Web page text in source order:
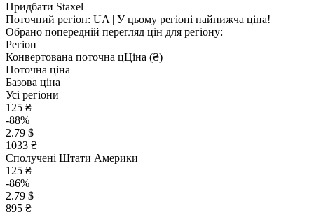
Придбати Staxel
Поточний регіон: UA | У цьому регіоні найнижча ціна!
Обрано попередній перегляд цін для регіону:
Регіон
Конвертована поточна цЦіна (₴)
Поточна ціна
Базова ціна
Усі регіони
125 ₴
-88%
2.79 $
1033 ₴
Сполучені Штати Америки
125 ₴
-86%
2.79 $
895 ₴